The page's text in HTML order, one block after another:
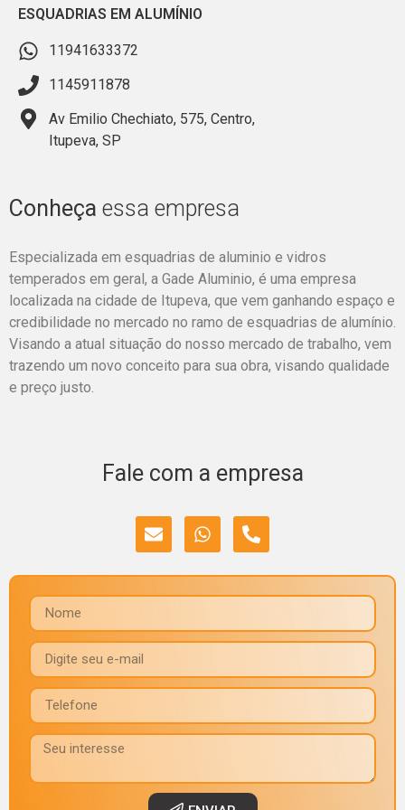
ESQUADRIAS EM ALUMÍNIO
11941633372
1145911878
Av Emilio Chechiato, 575, Centro,
Itupeva, SP
Conheça essa empresa
Especializada em esquadrias de aluminio e vidros
temperados em geral, a Gade Aluminio, é uma empresa
localizada na cidade de Itupeva, que vem ganhando espaço e
credibilidade no mercado no ramo de esquadrias de alumínio.
Visando a atual situação do nosso mercado de trabalho, vem
trazendo um novo conceito para sua obra, visando qualidade
e preço justo.
Fale com a empresa